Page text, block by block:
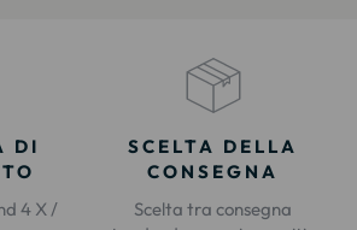
DI
4 X /
SCELTA DELLA
CONSEGNA
Scelta tra consegna